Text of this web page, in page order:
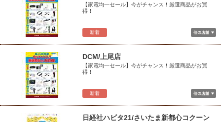
新着
【家電均一セール】今がチャンス！厳選商品がお買
得！
新着
DCM/上尾店
【家電均一セール】今がチャンス！厳選商品がお買
得！
日経社ハビタ21/さいたま新都心コクーン